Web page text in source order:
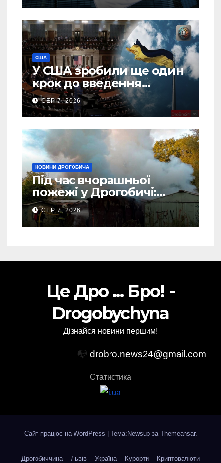
США
У США зробили ще один
крок до введення
“пекельних санкцій”
проти Росії
СЕР 7, 2026
НОВИНИ ДРОГОБИЧА
Під час вчорашньої
пожежі у Дрогобичі:
“врятовано” 4 гаражі
(Відео)
СЕР 7, 2026
Це Дро ... Бро! -
Drogobychyna
Дізнайся новини першим!
📭 drobro.news24@gmail.com
Статистика
Сайт працює на WordPress Тема:Newsup за Themeansar.
Дрогобиччина Львів Україна Курорти Криптовалюти